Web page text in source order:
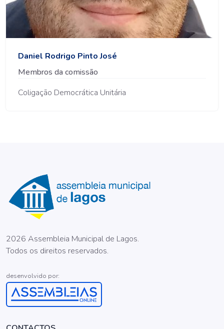
Daniel Rodrigo Pinto José
Membros da comissão
Coligação Democrática Unitária
2026 Assembleia Municipal de Lagos.
Todos os direitos reservados.
desenvolvido por: